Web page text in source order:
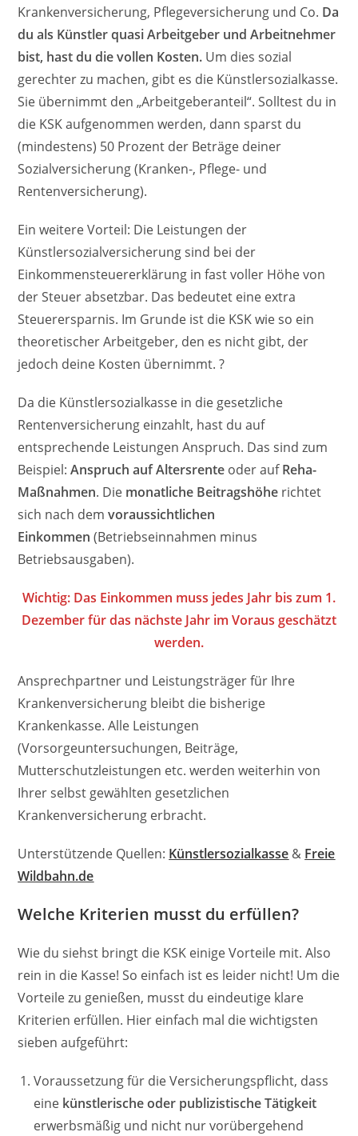
Krankenversicherung, Pflegeversicherung und Co. Da
du als Künstler quasi Arbeitgeber und Arbeitnehmer
bist, hast du die vollen Kosten. Um dies sozial
gerechter zu machen, gibt es die Künstlersozialkasse.
Sie übernimmt den „Arbeitgeberanteil“. Solltest du in
die KSK aufgenommen werden, dann sparst du
(mindestens) 50 Prozent der Beträge deiner
Sozialversicherung (Kranken-, Pflege- und
Rentenversicherung).
Ein weitere Vorteil: Die Leistungen der
Künstlersozialversicherung sind bei der
Einkommensteuererklärung in fast voller Höhe von
der Steuer absetzbar. Das bedeutet eine extra
Steuerersparnis. Im Grunde ist die KSK wie so ein
theoretischer Arbeitgeber, den es nicht gibt, der
jedoch deine Kosten übernimmt. ?
Da die Künstlersozialkasse in die gesetzliche
Rentenversicherung einzahlt, hast du auf
entsprechende Leistungen Anspruch. Das sind zum
Beispiel:Anspruch auf Altersrente oder aufReha-
Maßnahmen. Die monatliche Beitragshöhe richtet
sich nach demvoraussichtlichen
Einkommen (Betriebseinnahmen minus
Betriebsausgaben).
Wichtig: Das Einkommen muss jedes Jahr bis zum 1.
Dezember für das nächste Jahr im Voraus geschätzt
werden.
Ansprechpartner und Leistungsträger für Ihre
Krankenversicherung bleibt die bisherige
Krankenkasse. Alle Leistungen
(Vorsorgeuntersuchungen, Beiträge,
Mutterschutzleistungen etc. werden weiterhin von
Ihrer selbst gewählten gesetzlichen
Krankenversicherung erbracht.
Unterstützende Quellen: Künstlersozialkasse & Freie
Wildbahn.de
Welche Kriterien musst du erfüllen?
Wie du siehst bringt die KSK einige Vorteile mit. Also
rein in die Kasse! So einfach ist es leider nicht! Um die
Vorteile zu genießen, musst du eindeutige klare
Kriterien erfüllen. Hier einfach mal die wichtigsten
sieben aufgeführt:
Voraussetzung für die Versicherungspflicht, dass
eine künstlerische oder publizistische Tätigkeit
erwerbsmäßig und nicht nur vorübergehend